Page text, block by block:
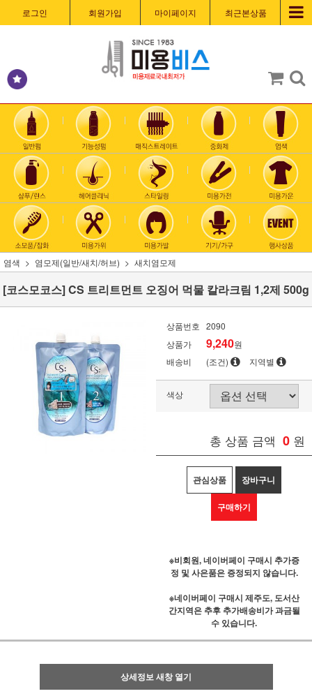
로그인 회원가입 마이페이지 최근본상품
염색 염모제(일반/새치/허브) 새치염모제
[코스모코스] CS 트리트먼트 오징어 먹물 칼라크림 1,2제 500g
상품번호 2090
상품가
9,240원
배송비
(조건) 지역별
색상
총 상품 금액 0 원
관심상품 장바구니
구매하기
※비회원, 네이버페이 구매시 추가증
정 및 사은품은 증정되지 않습니다.
※네이버페이 구매시 제주도, 도서산
간지역은 추후 추가배송비가 과금될
수 있습니다.
상세정보 새창 열기